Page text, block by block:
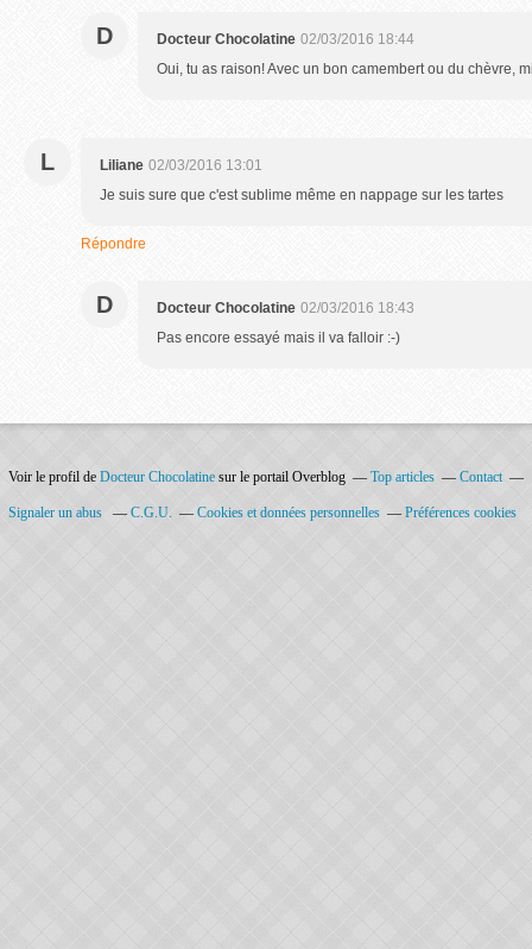
D Docteur Chocolatine 02/03/2016 18:44
Oui, tu as raison! Avec un bon camembert ou du chèvre,
L Liliane 02/03/2016 13:01
Je suis sure que c'est sublime même en nappage sur les tartes
Répondre
D Docteur Chocolatine 02/03/2016 18:43
Pas encore essayé mais il va falloir :-)
Voir le profil de Docteur Chocolatine sur le portail Overblog Top articles Contact
Signaler un abus C.G.U. Cookies et données personnelles Préférences cookies